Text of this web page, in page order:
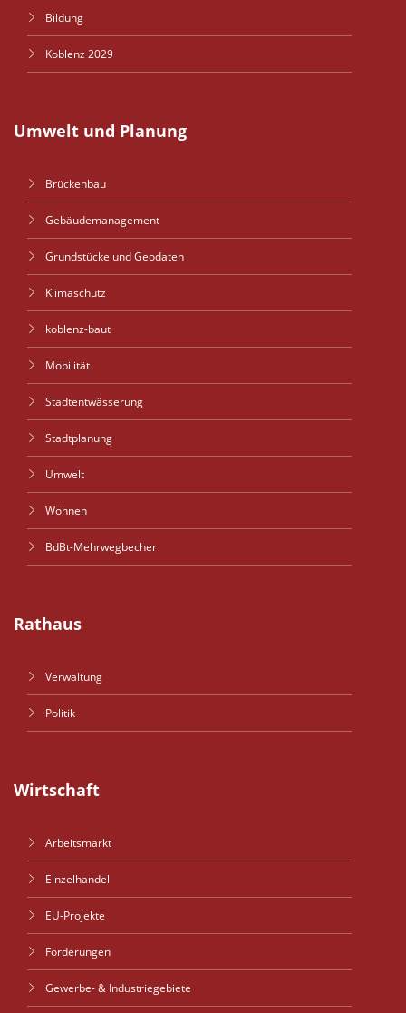
Bildung
Koblenz 2029
Umwelt und Planung
Brückenbau
Gebäudemanagement
Grundstücke und Geodaten
Klimaschutz
koblenz-baut
Mobilität
Stadtentwässerung
Stadtplanung
Umwelt
Wohnen
BdBt-Mehrwegbecher
Rathaus
Verwaltung
Politik
Wirtschaft
Arbeitsmarkt
Einzelhandel
EU-Projekte
Förderungen
Gewerbe- & Industriegebiete